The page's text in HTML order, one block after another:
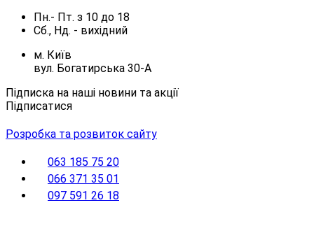
Пн.- Пт. з 10 до 18
Сб., Нд. - вихідний
м. Київ
вул. Богатирська 30-А
Підписка на наші новини та акції
Підписатися
Розробка та розвиток сайту
063 185 75 20
066 371 35 01
097 591 26 18